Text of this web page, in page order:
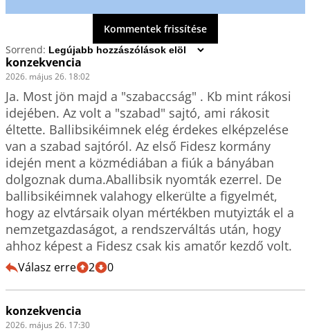
Kommentek frissítése
Sorrend:
konzekvencia
2026. május 26. 18:02
Ja. Most jön majd a "szabaccság" . Kb mint rákosi
idejében. Az volt a "szabad" sajtó, ami rákosit
éltette. Ballibsikéimnek elég érdekes elképzelése
van a szabad sajtóról. Az első Fidesz kormány
idején ment a közmédiában a fiúk a bányában
dolgoznak duma.Aballibsik nyomták ezerrel. De
ballibsikéimnek valahogy elkerülte a figyelmét,
hogy az elvtársaik olyan mértékben mutyizták el a
nemzetgazdaságot, a rendszerváltás után, hogy
ahhoz képest a Fidesz csak kis amatőr kezdő volt.
Válasz erre 2 0
konzekvencia
2026. május 26. 17:30